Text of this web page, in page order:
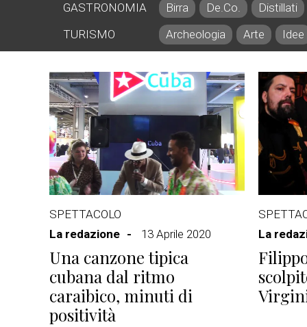
GASTRONOMIA
Birra De.Co.
Distillati
TURISMO
Archeologia Arte Idee
SPETTACOLO
La redazione
13 Aprile 2020
Una canzone tipica
cubana dal ritmo
caraibico, minuti di
positività
La